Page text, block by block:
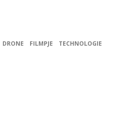
DRONE FILMPJE
TECHNOLOGIE